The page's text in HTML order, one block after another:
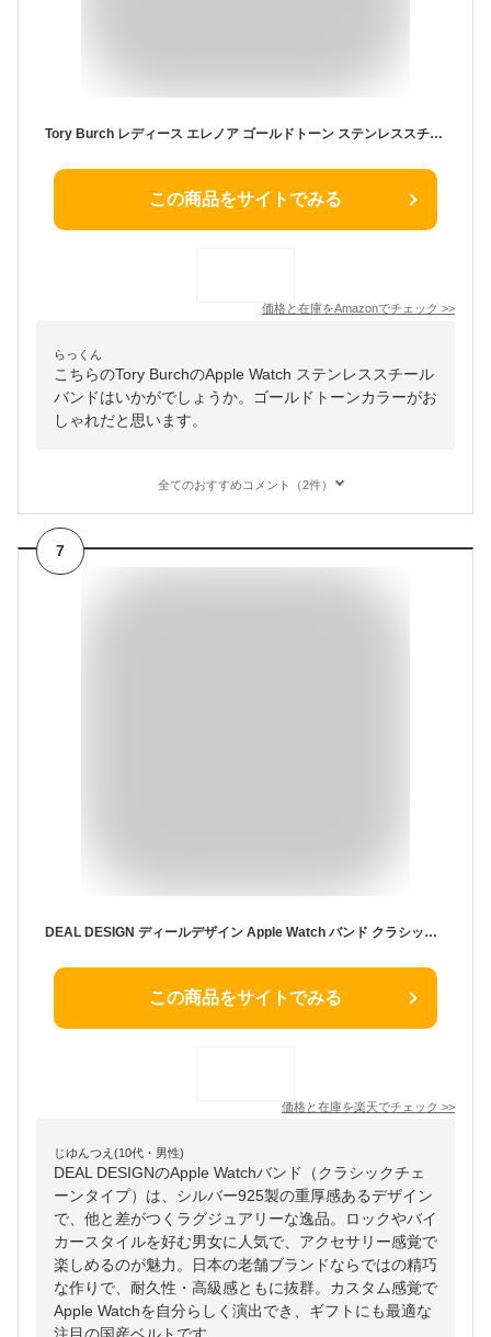
Tory Burch レディース エレノア ゴールドトーン ステンレススチールバンド Apple Watch®用 (モデル:TBS0103E)
この商品をサイトでみる
価格と在庫をAmazonでチェック >>
らっくん
こちらのTory BurchのApple Watch ステンレススチール
バンドはいかがでしょうか。ゴールドトーンカラーがお
しゃれだと思います。
全てのおすすめコメント（2件）
7
DEAL DESIGN ディールデザイン Apple Watch バンド クラシックチェーンタイプ アップルウォッチ ベルト 取替 カスタム シルバー 925 ギフト アクセサリー メンズ レディース 男性用 女性用 ロック バイカー 人気 老舗 国産 ブランド 彼氏 彼女
この商品をサイトでみる
価格と在庫を楽天でチェック >>
じゆんつえ(10代・男性)
DEAL DESIGNのApple Watchバンド（クラシックチェ
ーンタイプ）は、シルバー925製の重厚感あるデザイン
で、他と差がつくラグジュアリーな逸品。ロックやバイ
カースタイルを好む男女に人気で、アクセサリー感覚で
楽しめるのが魅力。日本の老舗ブランドならではの精巧
な作りで、耐久性・高級感ともに抜群。カスタム感覚で
Apple Watchを自分らしく演出でき、ギフトにも最適な